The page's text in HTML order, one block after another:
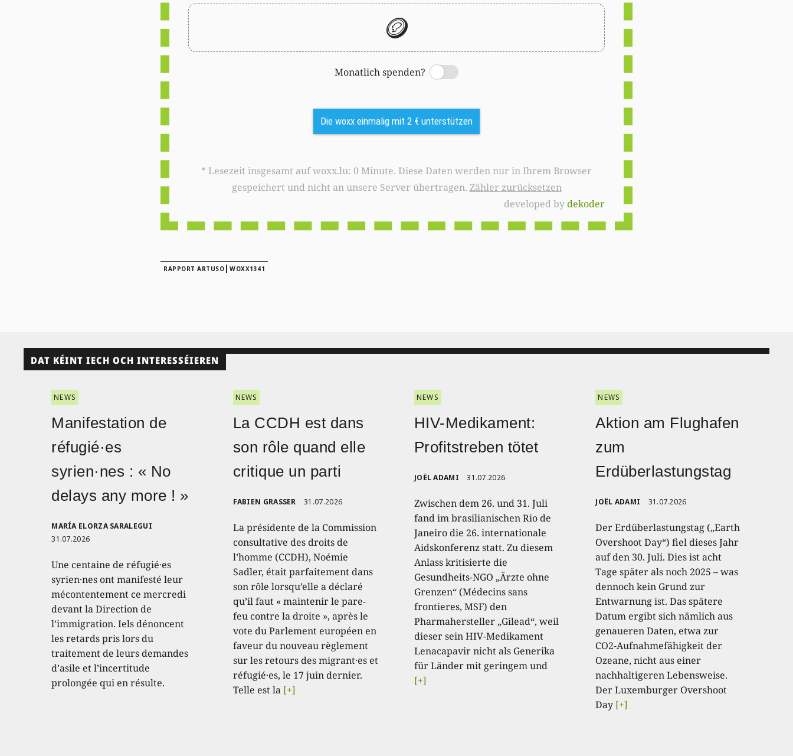
🪙
Monatlich spenden?
Switch
Die woxx einmalig mit 2 € unterstützen
* Lesezeit insgesamt auf woxx.lu: 0 Minute. Diese Daten werden nur in Ihrem Browser
gespeichert und nicht an unsere Server übertragen. Zähler zurücksetzen
developed bydekoder
RAPPORT ARTUSO | WOXX1341
DAT KÉINT IECH OCH INTERESSÉIEREN
NEWS
Manifestation de
réfugié·es
syrien·nes : « No
delays any more ! »
MARÍA ELORZA SARALEGUI
31.07.2026
Une centaine de réfugié·es
syrien·nes ont manifesté leur
mécontentement ce mercredi
devant la Direction de
l’immigration. Iels dénoncent
les retards pris lors du
traitement de leurs demandes
d’asile et l’incertitude
prolongée qui en résulte.
NEWS
La CCDH est dans
son rôle quand elle
critique un parti
FABIEN GRASSER 31.07.2026
La présidente de la Commission
consultative des droits de
l’homme (CCDH), Noémie
Sadler, était parfaitement dans
son rôle lorsqu’elle a déclaré
qu’il faut « maintenir le pare-
feu contre la droite », après le
vote du Parlement européen en
faveur du nouveau règlement
sur les retours des migrant·es et
réfugié·es, le 17 juin dernier.
Telle est la [+]
NEWS
HIV-Medikament:
Profitstreben tötet
JOËL ADAMI 31.07.2026
Zwischen dem 26. und 31. Juli
fand im brasilianischen Rio de
Janeiro die 26. internationale
Aidskonferenz statt. Zu diesem
Anlass kritisierte die
Gesundheits-NGO „Ärzte ohne
Grenzen“ (Médecins sans
frontieres, MSF) den
Pharmahersteller „Gilead“, weil
dieser sein HIV-Medikament
Lenacapavir nicht als Generika
für Länder mit geringem und
[+]
NEWS
Aktion am Flughafen
zum
Erdüberlastungstag
JOËL ADAMI 31.07.2026
Der Erdüberlastungstag („Earth
Overshoot Day“) fiel dieses Jahr
auf den 30. Juli. Dies ist acht
Tage später als noch 2025 – was
dennoch kein Grund zur
Entwarnung ist. Das spätere
Datum ergibt sich nämlich aus
genaueren Daten, etwa zur
CO2-Aufnahmefähigkeit der
Ozeane, nicht aus einer
nachhaltigeren Lebensweise.
Der Luxemburger Overshoot
Day [+]